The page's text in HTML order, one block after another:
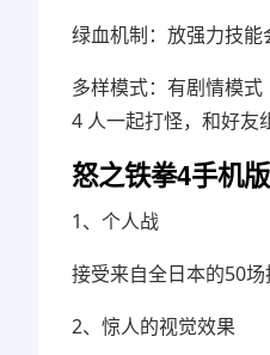
绿血机制：放强力技能
多样模式：有剧情模
4 人一起打怪，和好友
怒之铁拳4手机
1、个人战
接受来自全日本的50
2、惊人的视觉效果